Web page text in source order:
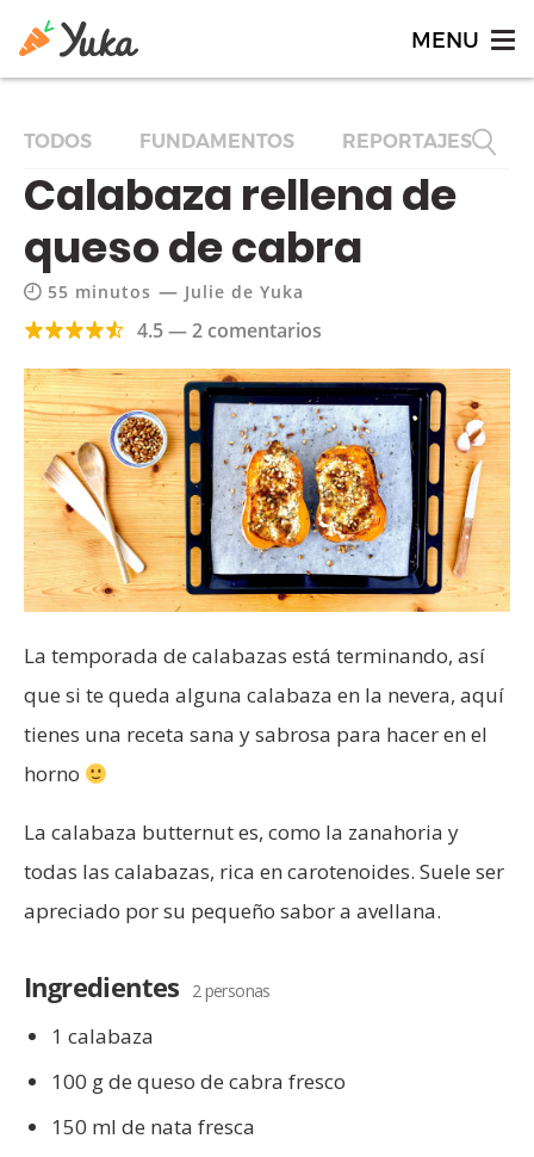
TODOS FUNDAMENTOS REPORTAJES
Calabaza rellena de
queso de cabra
55 minutos — Julie de Yuka
4.5 — 2 comentarios
La temporada de calabazas está terminando, así
que si te queda alguna calabaza en la nevera, aquí
tienes una receta sana y sabrosa para hacer en el
horno
La calabaza butternut es, como la zanahoria y
todas las calabazas, rica en carotenoides. Suele ser
apreciado por su pequeño sabor a avellana.
Ingredientes 2 personas
1 calabaza
100 g de queso de cabra fresco
150 ml de nata fresca